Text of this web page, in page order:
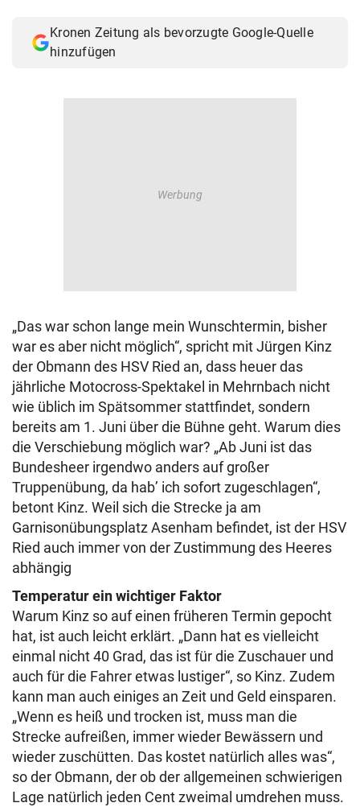
Kronen Zeitung als bevorzugte Google-Quelle
hinzufügen
„Das war schon lange mein Wunschtermin, bisher
war es aber nicht möglich“, spricht mit Jürgen Kinz
der Obmann des HSV Ried an, dass heuer das
jährliche Motocross-Spektakel in Mehrnbach nicht
wie üblich im Spätsommer stattfindet, sondern
bereits am 1. Juni über die Bühne geht. Warum dies
die Verschiebung möglich war? „Ab Juni ist das
Bundesheer irgendwo anders auf großer
Truppenübung, da hab’ ich sofort zugeschlagen“,
betont Kinz. Weil sich die Strecke ja am
Garnisonübungsplatz Asenham befindet, ist der HSV
Ried auch immer von der Zustimmung des Heeres
abhängig
Temperatur ein wichtiger Faktor
Warum Kinz so auf einen früheren Termin gepocht
hat, ist auch leicht erklärt. „Dann hat es vielleicht
einmal nicht 40 Grad, das ist für die Zuschauer und
auch für die Fahrer etwas lustiger“, so Kinz. Zudem
kann man auch einiges an Zeit und Geld einsparen.
„Wenn es heiß und trocken ist, muss man die
Strecke aufreißen, immer wieder Bewässern und
wieder zuschütten. Das kostet natürlich alles was“,
so der Obmann, der ob der allgemeinen schwierigen
Lage natürlich jeden Cent zweimal umdrehen muss.